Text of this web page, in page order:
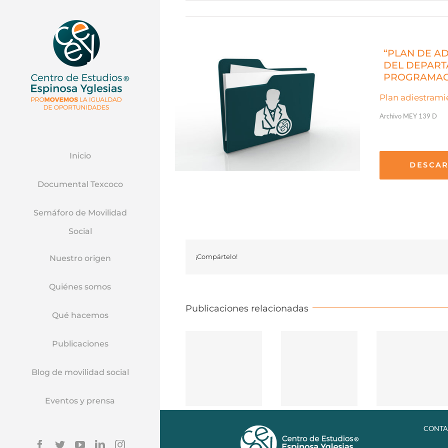
Inicio
Documental Texcoco
Semáforo de Movilidad
Social
Nuestro origen
Quiénes somos
Qué hacemos
Publicaciones
Blog de movilidad social
Eventos y prensa
Facebook
TwitterYouTubeLinkedinInstagram
“PLAN DE
DEL
Plan
Archivo MEY 139 D
¡Compártelo!
Publicaciones relacionadas